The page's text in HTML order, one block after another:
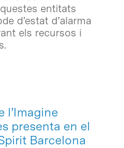
entitats
d’estat d’alarma
els recursos i
l’Imagine
presenta en el
Barcelona